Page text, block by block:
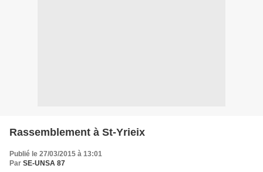
Rassemblement à St-Yrieix
Publié le 27/03/2015 à 13:01
Par SE-UNSA 87